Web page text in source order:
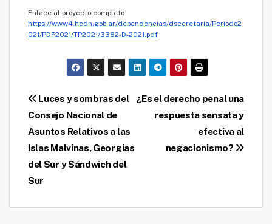
Enlace al proyecto completo:
https://www4.hcdn.gob.ar/dependencias/dsecretaria/Periodo2
021/PDF2021/TP2021/3382-D-2021.pdf
Navegación
de
entradas
¿Es el derecho penal una
respuesta sensata y
efectiva al
negacionismo?
Luces y sombras del
Consejo Nacional de
Asuntos Relativos a las
Islas Malvinas, Georgias
del Sur y Sándwich del
Sur